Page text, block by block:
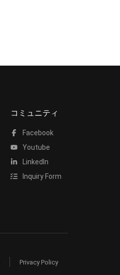
コミュニティ
Facebook
Youtube
LinkedIn
Inquiry Form
Privacy Policy